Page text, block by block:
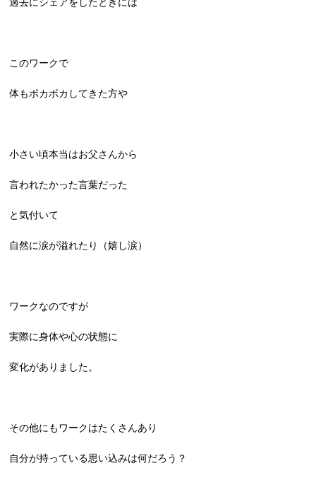
このワークで
体もポカポカしてきた方や
小さい頃本当はお父さんから
言われたかった言葉だった
と気付いて
自然に涙が溢れたり（嬉し涙）
ワークなのですが
実際に身体や心の状態に
変化がありました。
その他にもワークはたくさんあり
自分が持っている思い込みは何だろう？